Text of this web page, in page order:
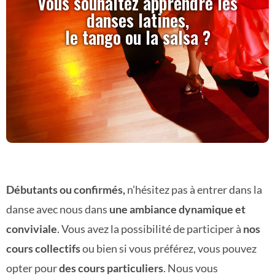
danses latines,
le tango ou la salsa ?
Débutants ou confirmés,n’hésitez pas à entrer dans la
danse avec nous dans une ambiance dynamique et
conviviale. Vous avez la possibilité de participer à nos
cours collectifsou bien si vous préférez, vous pouvez
opter pourdes cours particuliers. Nous vous